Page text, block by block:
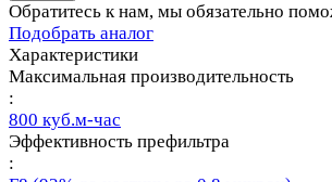
Обратитесь к нам, мы обязательно
Подобрать аналог
Характеристики
Максимальная производительность
:
800 куб.м-час
Эффективность префильтра
: